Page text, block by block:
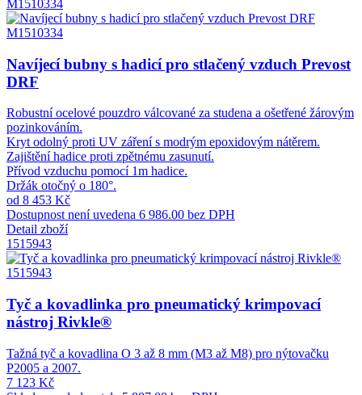
M1510334
M1510334
Navíjecí bubny s hadicí pro stlačený vzduch Prevost
DRF
Robustní ocelové pouzdro válcované za studena a ošetřené žárovým
pozinkováním.
Kryt odolný proti UV záření s modrým epoxidovým nátěrem.
Zajištění hadice proti zpětnému zasunutí.
Přívod vzduchu pomocí 1m hadice.
Držák otočný o 180°.
od 8 453 Kč
Dostupnost není uvedena 6 986.00 bez DPH
Detail zboží
1515943
1515943
Tyč a kovadlinka pro pneumatický krimpovací
nástroj Rivkle®
Tažná tyč a kovadlina O 3 až 8 mm (M3 až M8) pro nýtovačku
P2005 a 2007.
7 123 Kč